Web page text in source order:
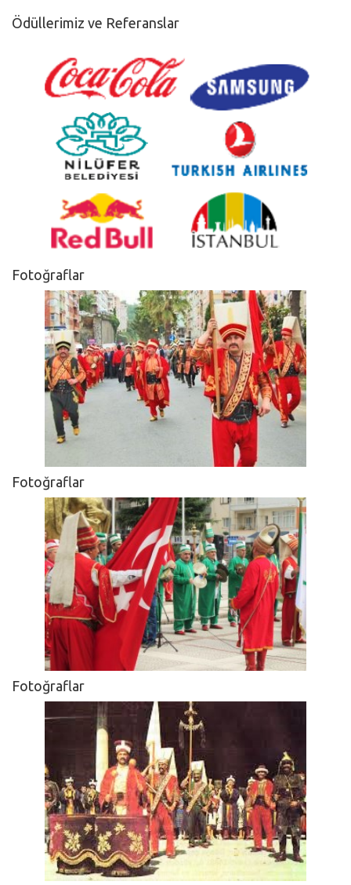
Ödüllerimiz ve Referanslar
Fotoğraflar
Fotoğraflar
Fotoğraflar